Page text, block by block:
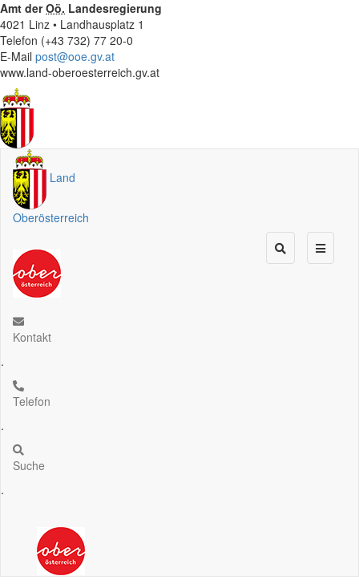
Amt derOö. Landesregierung
4021 Linz • Landhausplatz 1
Telefon (+43 732) 77 20-0
E-Mail post@ooe.gv.at
www.land-oberoesterreich.gv.at
Land
Oberösterreich
Kontakt
.
Telefon
.
Suche
.